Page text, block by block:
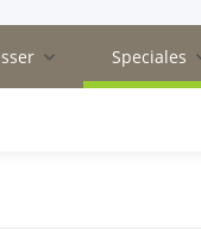
Speciales